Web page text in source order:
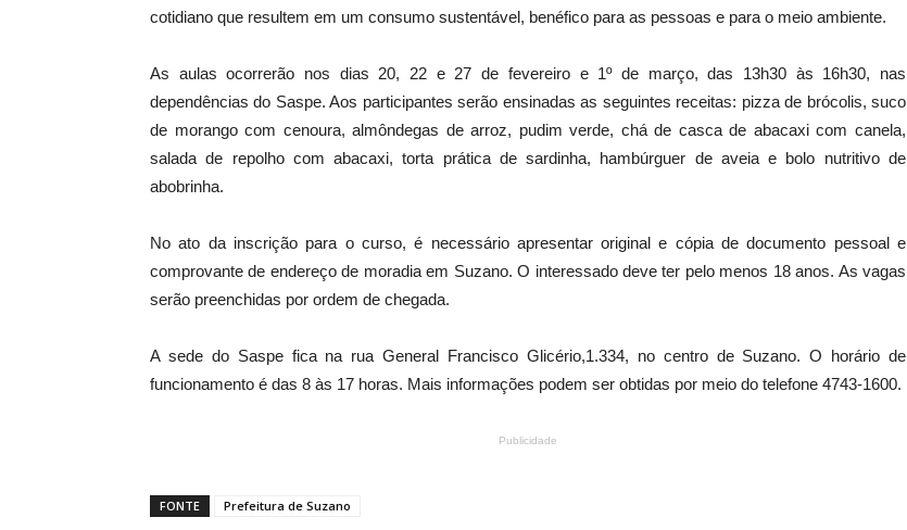
cotidiano que resultem em um consumo sustentável, benéfico para as pessoas e para o meio ambiente.
As aulas ocorrerão nos dias 20, 22 e 27 de fevereiro e 1º de março, das 13h30 às 16h30, nas
dependências do Saspe. Aos participantes serão ensinadas as seguintes receitas: pizza de brócolis, suco
de morango com cenoura, almôndegas de arroz, pudim verde, chá de casca de abacaxi com canela,
salada de repolho com abacaxi, torta prática de sardinha, hambúrguer de aveia e bolo nutritivo de
abobrinha.
No ato da inscrição para o curso, é necessário apresentar original e cópia de documento pessoal e
comprovante de endereço de moradia em Suzano. O interessado deve ter pelo menos 18 anos. As vagas
serão preenchidas por ordem de chegada.
A sede do Saspe fica na rua General Francisco Glicério,1.334, no centro de Suzano. O horário de
funcionamento é das 8 às 17 horas. Mais informações podem ser obtidas por meio do telefone 4743-1600.
Publicidade
FONTE Prefeitura de Suzano